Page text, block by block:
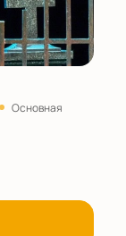
Основная